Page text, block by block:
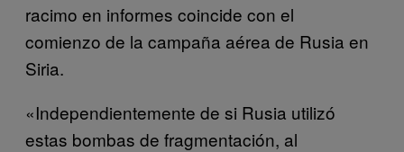
racimo en informes coincide con el
comienzo de la campaña aérea de Rusia en
Siria.
«Independientemente de si Rusia utilizó
estas bombas de fragmentación, al